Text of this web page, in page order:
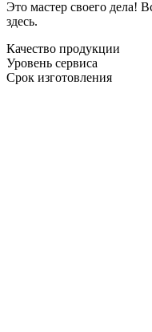
Это мастер своего дела!
здесь.
Качество продукции
Уровень сервиса
Срок изготовления